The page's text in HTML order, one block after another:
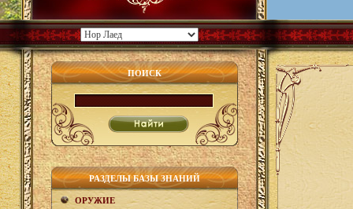
ПОИСК
РАЗДЕЛЫ БАЗЫ ЗНАНИЙ
ОРУЖИЕ